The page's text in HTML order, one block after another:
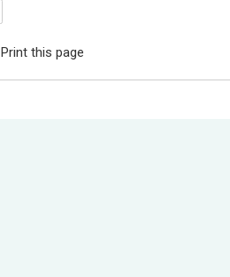
Print this page